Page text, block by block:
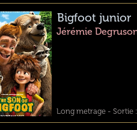
Bigfoot junior
Jérémie
Long metrage - Sortie